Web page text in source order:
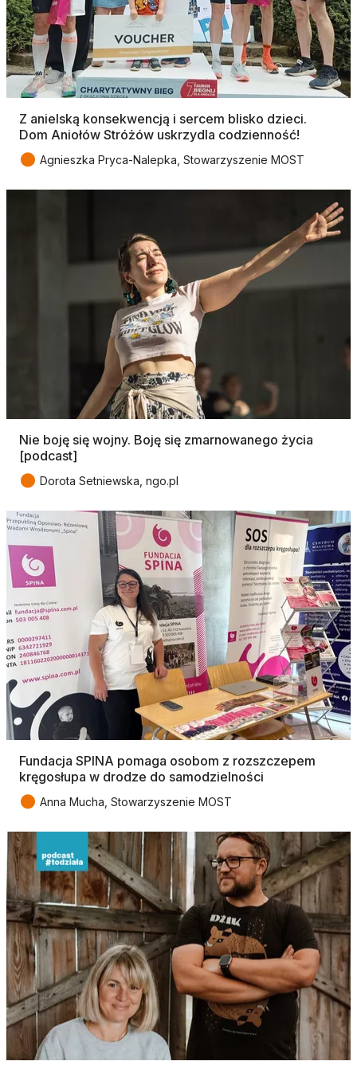
Z anielską konsekwencją i sercem blisko dzieci.
Dom Aniołów Stróżów uskrzydla codzienność!
● Agnieszka Pryca-Nalepka, Stowarzyszenie MOST
Nie boję się wojny. Boję się zmarnowanego życia
[podcast]
● Dorota Setniewska, ngo.pl
Fundacja SPINA pomaga osobom z rozszczepem
kręgosłupa w drodze do samodzielności
● Anna Mucha, Stowarzyszenie MOST